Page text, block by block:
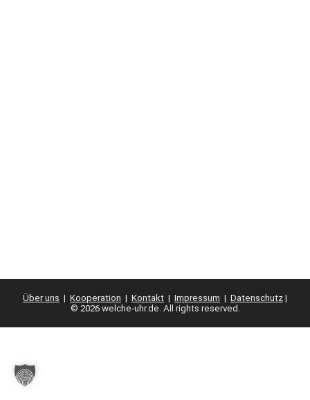
Über uns | Kooperation | Kontakt | Impressum | Datenschutz |
© 2026 welche-uhr.de. All rights reserved.